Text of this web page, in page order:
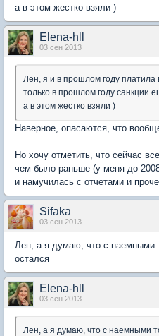
а в этом жестко взяли )
Elena-hll
03 сен 2013
Лен, я и в прошлом году платила
только в прошлом году санкции
а в этом жестко взяли )
Наверное, опасаются, что
Но хочу отметить, что сейчас
чем было раньше (у меня до
и намучилась с отчетами и
Sifaka
03 сен 2013
Лен, а я думаю, что с наемными
остался
Elena-hll
03 сен 2013
Лен, а я думаю, что с наемными